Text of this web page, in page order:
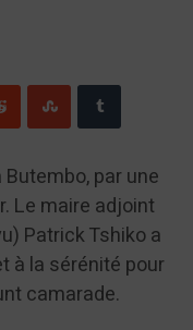
par une
Le maire adjoint
Patrick Tshiko a
à la sérénité pour
camarade.